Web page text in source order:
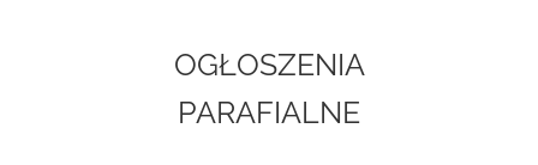
OGŁOSZENIA
PARAFIALNE